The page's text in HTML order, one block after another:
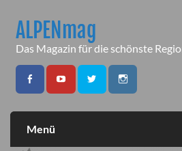
contentALPENmag
Das Magazin für die schönste
Menü